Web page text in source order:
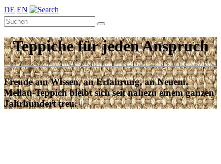
DE EN
Teppiche für jeden Anspruch
Freude am Wissen, an Erfahrung, an Neuem.
Mellau-Teppich bleibt sich seit nahezu einem ganzen
Jahrhundert treu.